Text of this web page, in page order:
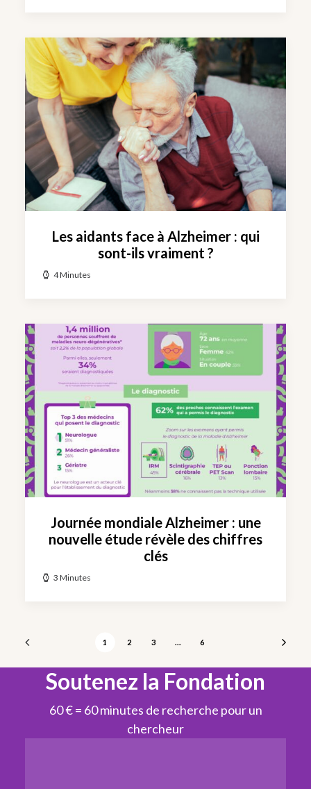
Les aidants face à Alzheimer : qui
sont-ils vraiment ?
4 Minutes
Journée mondiale Alzheimer : une
nouvelle étude révèle des chiffres
clés
3 Minutes
1 2 3 … 6
Soutenez la Fondation
60 € = 60 minutes de recherche pour un
chercheur